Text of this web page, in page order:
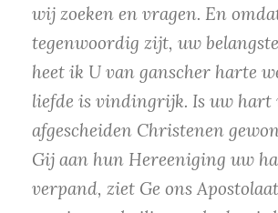
wij zoeken en vragen. En
tegenwoordig zijt, uw
heet ik U van ganscher harte
liefde is vindingrijk. Is uw hart
afgescheiden Christenen
Gij aan hun Hereeniging uw
verpand, ziet Ge ons